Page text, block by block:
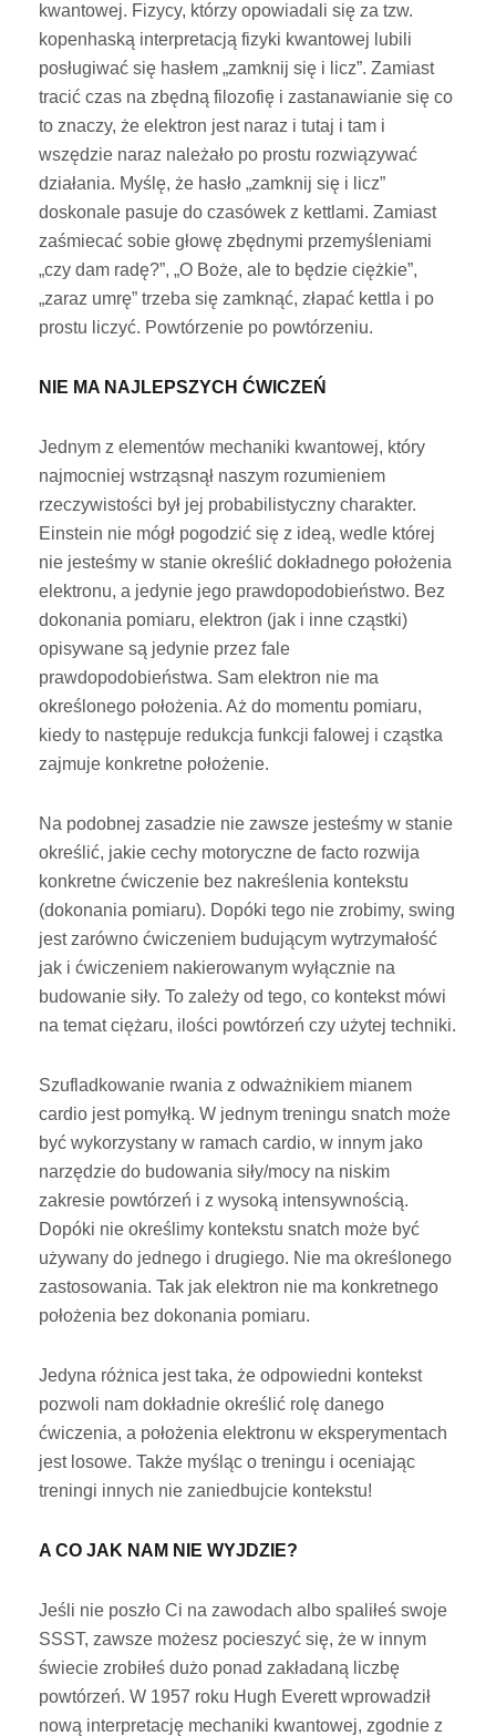
kwantowej. Fizycy, którzy opowiadali się za tzw.
kopenhaską interpretacją fizyki kwantowej lubili
posługiwać się hasłem „zamknij się i licz”. Zamiast
tracić czas na zbędną filozofię i zastanawianie się co
to znaczy, że elektron jest naraz i tutaj i tam i
wszędzie naraz należało po prostu rozwiązywać
działania. Myślę, że hasło „zamknij się i licz”
doskonale pasuje do czasówek z kettlami. Zamiast
zaśmiecać sobie głowę zbędnymi przemyśleniami
„czy dam radę?”, „O Boże, ale to będzie ciężkie”,
„zaraz umrę” trzeba się zamknąć, złapać kettla i po
prostu liczyć. Powtórzenie po powtórzeniu.
NIE MA NAJLEPSZYCH ĆWICZEŃ
Jednym z elementów mechaniki kwantowej, który
najmocniej wstrząsnął naszym rozumieniem
rzeczywistości był jej probabilistyczny charakter.
Einstein nie mógł pogodzić się z ideą, wedle której
nie jesteśmy w stanie określić dokładnego położenia
elektronu, a jedynie jego prawdopodobieństwo. Bez
dokonania pomiaru, elektron (jak i inne cząstki)
opisywane są jedynie przez fale
prawdopodobieństwa. Sam elektron nie ma
określonego położenia. Aż do momentu pomiaru,
kiedy to następuje redukcja funkcji falowej i cząstka
zajmuje konkretne położenie.
Na podobnej zasadzie nie zawsze jesteśmy w stanie
określić, jakie cechy motoryczne de facto rozwija
konkretne ćwiczenie bez nakreślenia kontekstu
(dokonania pomiaru). Dopóki tego nie zrobimy, swing
jest zarówno ćwiczeniem budującym wytrzymałość
jak i ćwiczeniem nakierowanym wyłącznie na
budowanie siły. To zależy od tego, co kontekst mówi
na temat ciężaru, ilości powtórzeń czy użytej techniki.
Szufladkowanie rwania z odważnikiem mianem
cardio jest pomyłką. W jednym treningu snatch może
być wykorzystany w ramach cardio, w innym jako
narzędzie do budowania siły/mocy na niskim
zakresie powtórzeń i z wysoką intensywnością.
Dopóki nie określimy kontekstu snatch może być
używany do jednego i drugiego. Nie ma określonego
zastosowania. Tak jak elektron nie ma konkretnego
położenia bez dokonania pomiaru.
Jedyna różnica jest taka, że odpowiedni kontekst
pozwoli nam dokładnie określić rolę danego
ćwiczenia, a położenia elektronu w eksperymentach
jest losowe. Także myśląc o treningu i oceniając
treningi innych nie zaniedbujcie kontekstu!
A CO JAK NAM NIE WYJDZIE?
Jeśli nie poszło Ci na zawodach albo spaliłeś swoje
SSST, zawsze możesz pocieszyć się, że w innym
świecie zrobiłeś dużo ponad zakładaną liczbę
powtórzeń. W 1957 roku Hugh Everett wprowadził
nową interpretację mechaniki kwantowej, zgodnie z